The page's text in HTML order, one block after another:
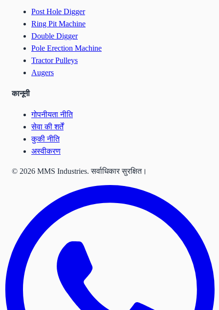
Post Hole Digger
Ring Pit Machine
Double Digger
Pole Erection Machine
Tractor Pulleys
Augers
कानूनी
गोपनीयता नीति
सेवा की शर्तें
कुकी नीति
अस्वीकरण
© 2026 MMS Industries.सर्वाधिकार सुरक्षित।